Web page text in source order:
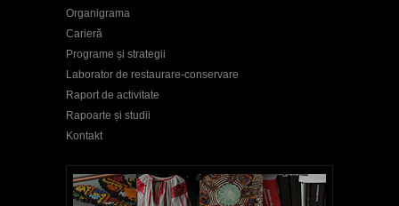
Organigrama
Carieră
Programe și strategii
Laborator de restaurare-conservare
Raport de activitate
Rapoarte și studii
Kontakt